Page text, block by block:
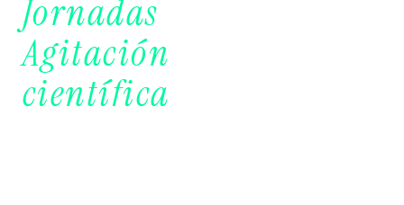
Jornadas
Agitación
científica